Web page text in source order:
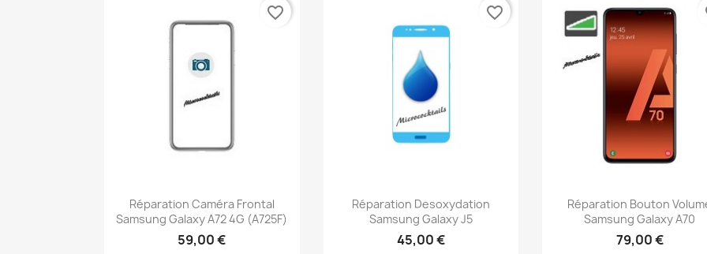
Aperçu rapide
Réparation Caméra Frontal
Samsung Galaxy A72 4G (A725F)
59,00 €
favorite_border
Aperçu rapide
Réparation Desoxydation
Samsung Galaxy J5
45,00 €
favorite_border
Aperçu rapide
Réparation Bouton
Samsung Galaxy A70
79,00 €